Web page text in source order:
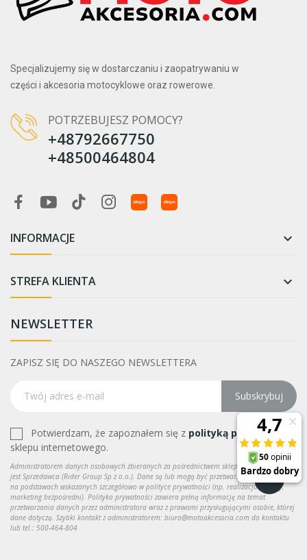
Specjalizujemy się w dostarczaniu i zaopatrywaniu w
części i akcesoria motocyklowe oraz rowerowe.
POTRZEBUJESZ POMOCY?
+48792667750
+48500464804
INFORMACJE 
STREFA KLIENTA 
NEWSLETTER
ZAPISZ SIĘ DO NASZEGO NEWSLETTERA
Subskrybuj
Potwierdzam, że zapoznałem się z polityką prywatności
sklepu internetowego.
Administratorem danych osobowych zbieranych za pośrednictwem sklepu internetowego
jest Sprzedawca (Rider Group Sp z o.o.). Dane są lub mogą być przetwarzane w celach oraz
na podstawach wskazanych szczegółowo w polityce prywatności (np. realizacja umowy,
marketing bezpośredni). Polityka prywatności zawiera pełną informację na temat
przetwarzania danych przez administratora wraz z prawami przysługującymi osobie, której
dane dotyczą. Szybki kontakt z administratorem: biuro@motoakcesoria.com do kontaktu
lub tel.: 500-464-804